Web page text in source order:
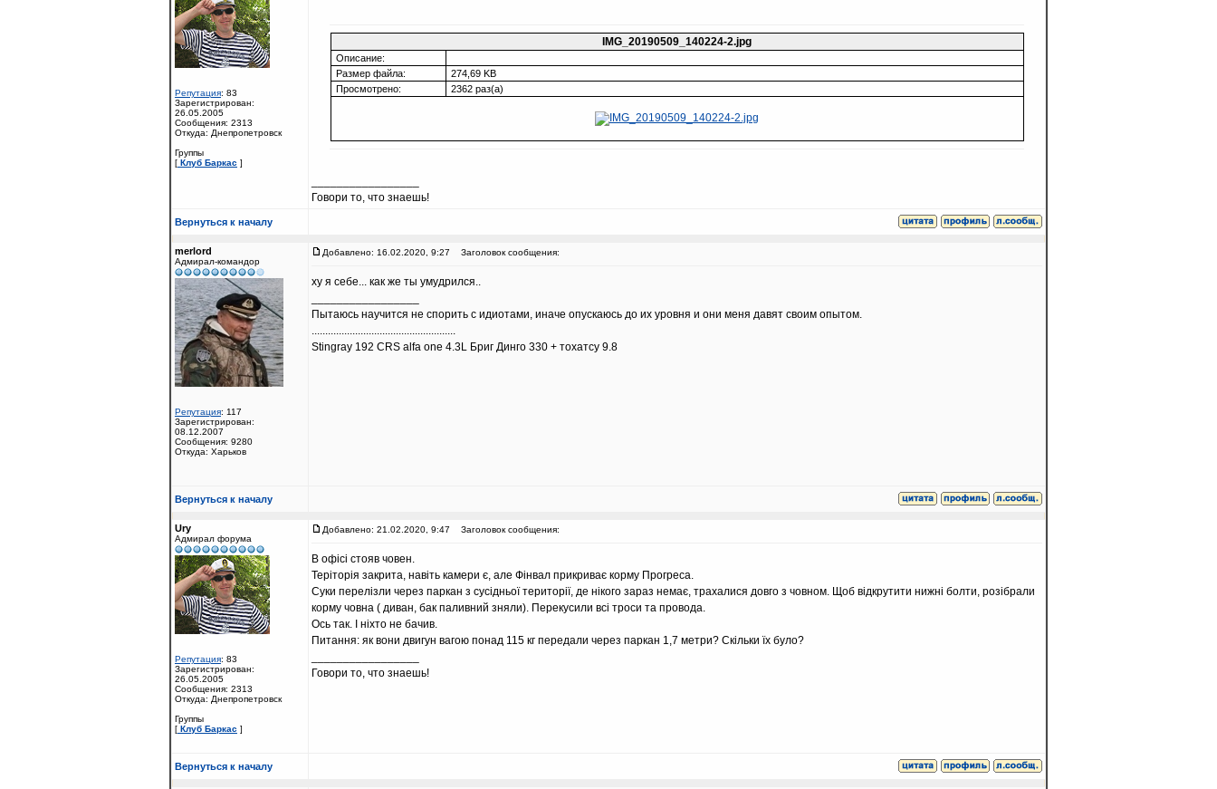
Репутация: 83
Зарегистрирован:
26.05.2005
Сообщения: 2313
Откуда: Днепропетровск
Группы
[ Клуб Баркас ]
IMG_20190509_140224-2.jpg
Описание:
Размер файла:
274,69 KB
Просмотрено:
2362 раз(а)
Говори то, что знаешь!
Вернуться к началу
merlord
Адмирал-командор
Репутация: 117
Зарегистрирован:
08.12.2007
Сообщения: 9280
Откуда: Харьков
Добавлено: 16.02.2020, 9:27 Заголовок сообщения:
ху я себе... как же ты умудрился..
Пытаюсь научится не спорить с идиотами, иначе опускаюсь до их уровня и они меня давят своим опытом.
.....................................................
Stingray 192 CRS alfa one 4.3L Бриг Динго 330 + тохатсу 9.8
Вернуться к началу
Ury
Адмирал форума
Репутация: 83
Зарегистрирован:
26.05.2005
Сообщения: 2313
Откуда: Днепропетровск
Группы
[ Клуб Баркас ]
Добавлено: 21.02.2020, 9:47 Заголовок сообщения:
В офісі стояв човен.
Теріторія закрита, навіть камери є, але Фінвал прикриває корму Прогреса.
Суки перелізли через паркан з сусідньої території, де нікого зараз немає, трахалися довго з човном. Щоб відкрутити нижні болти, розібрали
корму човна ( диван, бак паливний зняли). Перекусили всі троси та провода.
Ось так. І ніхто не бачив.
Питання: як вони двигун вагою понад 115 кг передали через паркан 1,7 метри? Скільки їх було?
Говори то, что знаешь!
Вернуться к началу